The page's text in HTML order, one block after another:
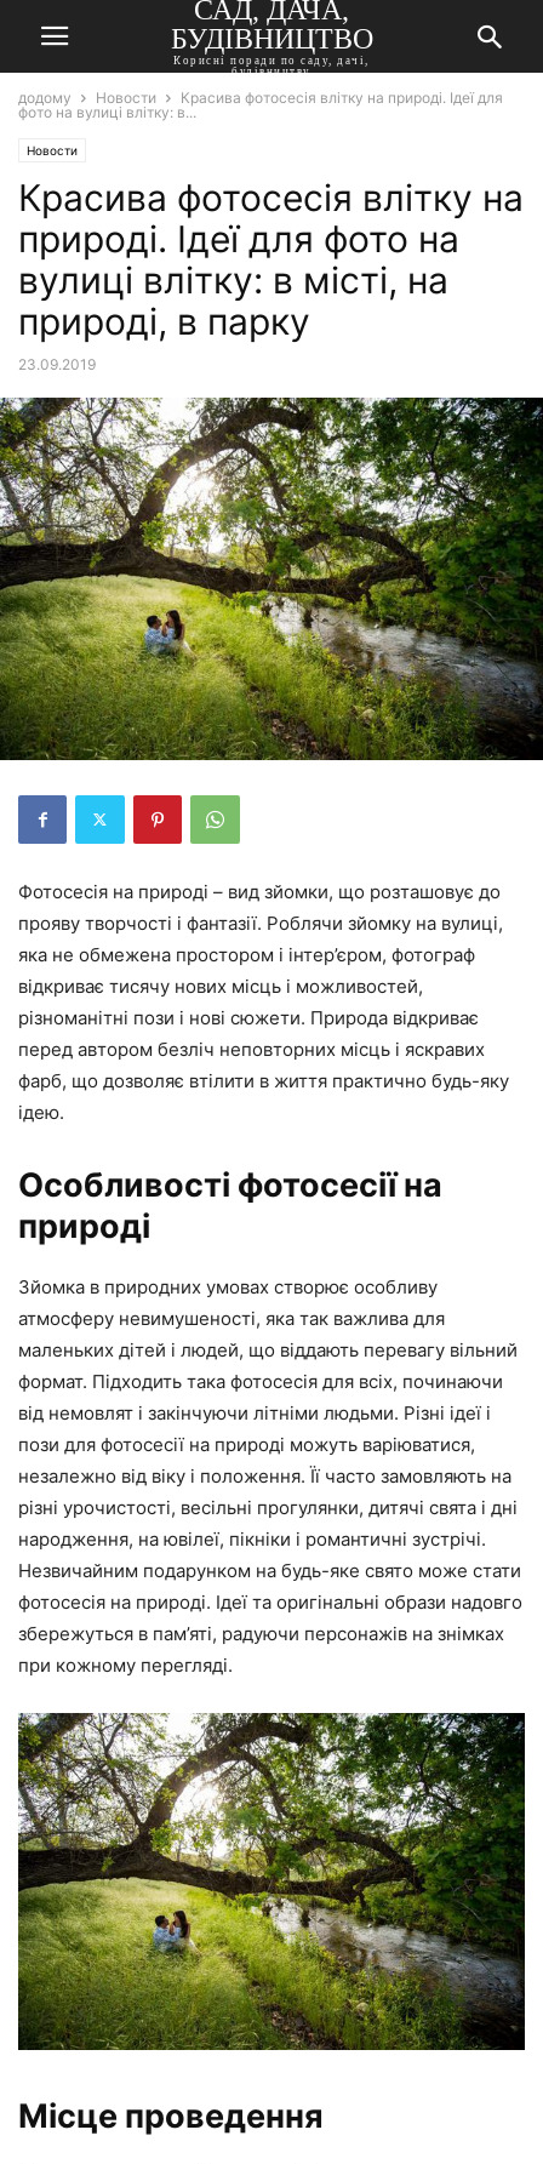
САД, ДАЧА,
БУДІВНИЦТВО
Корисні поради по саду, дачі,
будівництву
додому Новости
Красива фотосесія влітку на природі. Ідеї для
фото на вулиці влітку: в...
Новости
Красива фотосесія влітку на
природі. Ідеї для фото на
вулиці влітку: в місті, на
природі, в парку
23.09.2019
Фотосесія на природі – вид зйомки, що розташовує до
прояву творчості і фантазії. Роблячи зйомку на вулиці,
яка не обмежена простором і інтер’єром, фотограф
відкриває тисячу нових місць і можливостей,
різноманітні пози і нові сюжети. Природа відкриває
перед автором безліч неповторних місць і яскравих
фарб, що дозволяє втілити в життя практично будь-яку
ідею.
Особливості фотосесії на
природі
Зйомка в природних умовах створює особливу
атмосферу невимушеності, яка так важлива для
маленьких дітей і людей, що віддають перевагу вільний
формат. Підходить така фотосесія для всіх, починаючи
від немовлят і закінчуючи літніми людьми. Різні ідеї і
пози для фотосесії на природі можуть варіюватися,
незалежно від віку і положення. Її часто замовляють на
різні урочистості, весільні прогулянки, дитячі свята і дні
народження, на ювілеї, пікніки і романтичні зустрічі.
Незвичайним подарунком на будь-яке свято може стати
фотосесія на природі. Ідеї та оригінальні образи надовго
збережуться в пам’яті, радуючи персонажів на знімках
при кожному перегляді.
Місце проведення